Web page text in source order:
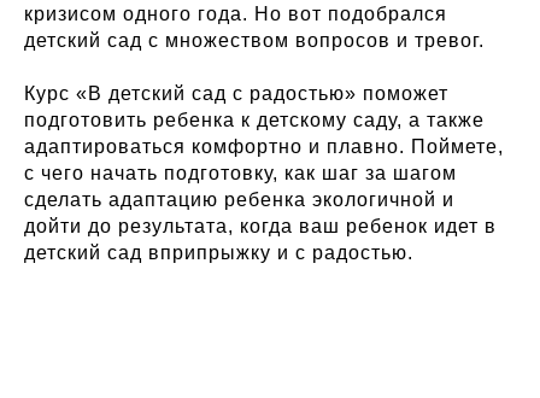
кризисом одного года. Но вот подобрался
детский сад с множеством вопросов и тревог.
Курс «В детский сад с радостью» поможет
подготовить ребенка к детскому саду, а также
адаптироваться комфортно и плавно. Поймете,
с чего начать подготовку, как шаг за шагом
сделать адаптацию ребенка экологичной и
дойти до результата, когда ваш ребенок идет в
детский сад вприпрыжку и с радостью.